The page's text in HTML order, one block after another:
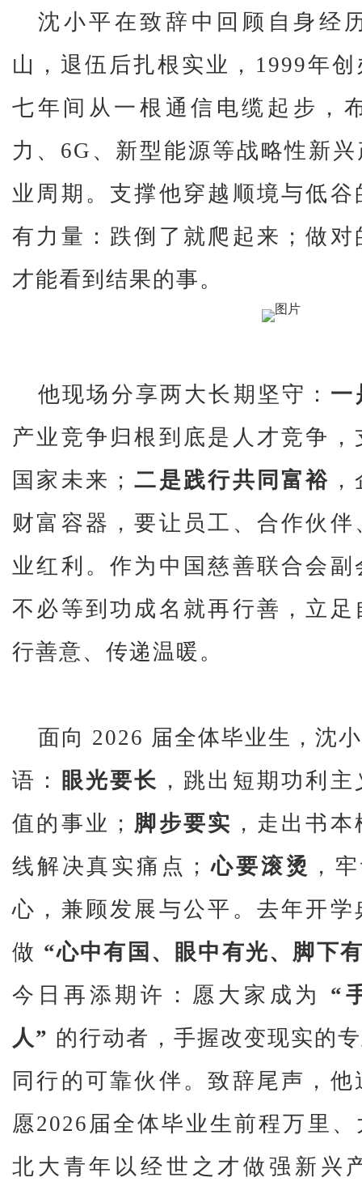
沈小平在致辞中回顾自身经
山，退伍后扎根实业，1999年
七年间从一根通信电缆起步，
力、6G、新型能源等战略性新
业周期。支撑他穿越顺境与低
有力量：跌倒了就爬起来；做
才能看到结果的事。
他现场分享两大长期坚守： 一
产业竞争归根到底是人才竞争
国家未来； 二是践行共同富裕
财富容器，要让员工、合作伙
业红利。作为中国慈善联合会
不必等到功成名就再行善，立
行善意、传递温暖。
面向 2026 届全体毕业生，沈
语：
眼光要长 ，跳出短期功利
值的事业； 脚步要实 ，走出书
线解决真实痛点； 心要滚烫 ，
心，兼顾发展与公平。去年开
做 “心中有国、眼中有光、脚下
今日再添期许：愿大家成为 “
人” 的行动者，手握改变现实的
同行的可靠伙伴。致辞尾声，
愿2026届全体毕业生前程万里
北大青年以经世之才做强新兴